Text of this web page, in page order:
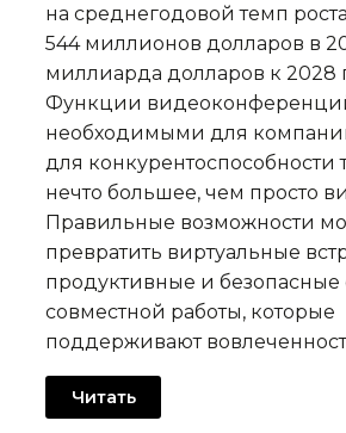
на среднегодовой темп
544 миллионов долларов в
миллиарда долларов к 2028
Функции
необходимыми для
для конкурентоспособности
нечто большее, чем просто
Правильные возможности
превратить виртуальные
продуктивные и безопасные
совместной работы, которые
поддерживают
Читать